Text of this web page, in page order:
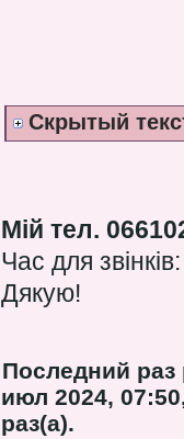
Скрытый
Мій тел.
Час для
Дякую!
Последний
июл 2024,
раз(а).